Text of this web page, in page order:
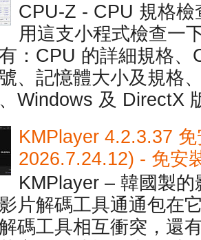
CPU-Z - CPU 規格
用這支小程式檢查一
：CPU 的詳細規格
、記憶體大小及規格
Windows 及 DirectX
KMPlayer 4.2.3.37
2026.7.24.12) - 免安
KMPlayer – 韓國製
片解碼工具通通包在
碼工具相互衝突，還